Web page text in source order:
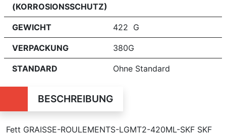
(KORROSIONSSCHUTZ)
GEWICHT 422 G
VERPACKUNG 380G
STANDARD Ohne Standard
BESCHREIBUNG
Fett GRAISSE-ROULEMENTS-LGMT2-420ML-SKF SKF